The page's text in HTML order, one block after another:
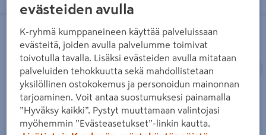
teräs/sinkitty
Polkupyöräkoukku Pisla
130mm teräs/sinkitty
20/350mm teräs/pinnoitettu
Edellinen
Polkupyöräkoukku Pisla
halkaisija 20/350mm
evästeiden avulla
K-ryhmä kumppaneineen käyttää palveluissaan
evästeitä, joiden avulla palvelumme toimivat
toivotulla tavalla. Lisäksi evästeiden avulla mitataan
palveluiden tehokkuutta sekä mahdollistetaan
yksilöllinen ostokokemus ja personoidun mainonnan
tarjoaminen. Voit antaa suostumuksesi painamalla
”Hyväksy kaikki”. Pystyt muuttamaan valintojasi
myöhemmin ”Evästeasetukset”-linkin kautta.